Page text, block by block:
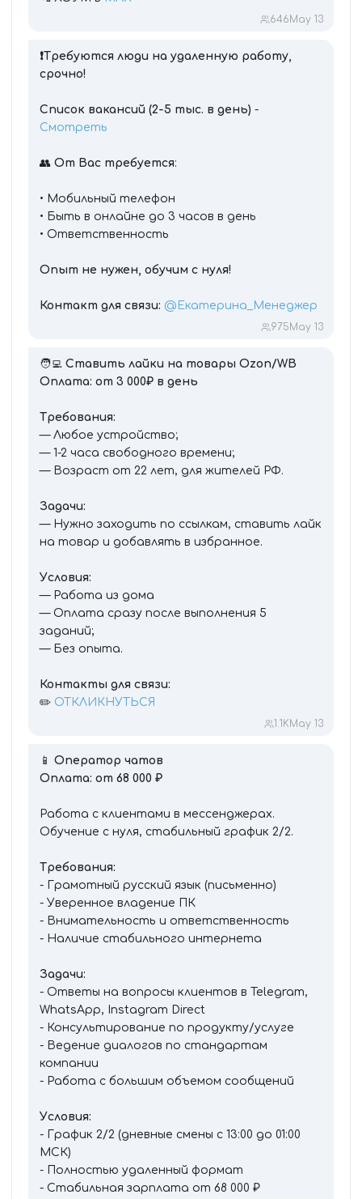
646 May 13
❗️Требуются люди на удаленную работу,
срочно!
Список вакансий (2-5 тыс. в день) -
Смотреть
👥 От Вас требуется:
• Мобильный телефон
• Быть в онлайне до 3 часов в день
• Ответственность
Опыт не нужен, обучим с нуля!
Контакт для связи: @Екатерина_Менеджер
975 May 13
🧑‍💻 Ставить лайки на товары Ozon/WB
Оплата: от 3 000₽ в день
Требования:
— Любое устройство;
— 1-2 часа свободного времени;
— Возраст от 22 лет, для жителей РФ.
Задачи:
— Нужно заходить по ссылкам, ставить лайк
на товар и добавлять в избранное.
Условия:
— Работа из дома
— Оплата сразу после выполнения 5
заданий;
— Без опыта.
Контакты для связи:
✏️ ОТКЛИКНУТЬСЯ
1.1K May 13
📱 Оператор чатов
Оплата: от 68 000 ₽
Работа с клиентами в мессенджерах.
Обучение с нуля, стабильный график 2/2.
Требования:
- Грамотный русский язык (письменно)
- Уверенное владение ПК
- Внимательность и ответственность
- Наличие стабильного интернета
Задачи:
- Ответы на вопросы клиентов в Telegram,
WhatsApp, Instagram Direct
- Консультирование по продукту/услуге
- Ведение диалогов по стандартам
компании
- Работа с большим объемом сообщений
Условия:
- График 2/2 (дневные смены с 13:00 до 01:00
МСК)
- Полностью удаленный формат
- Стабильная зарплата от 68 000 ₽